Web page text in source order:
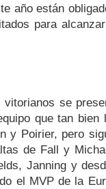
año están
para
vitorianos se
que tan bien
y Poirier, pero
de Fall y
Janning y
el MVP de la